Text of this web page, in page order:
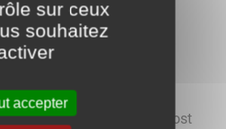
de Cinéma pour les
Oral de Bourgogne et Anost
sur ceux
souhaitez
accepter